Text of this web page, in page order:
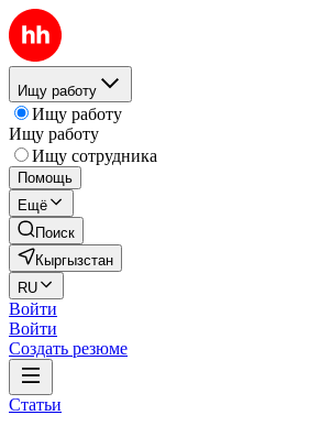
Ищу работу
Ищу работу
Ищу работу
Ищу сотрудника
Помощь
Ещё
Поиск
Кыргызстан
RU
Войти
Войти
Создать резюме
Статьи